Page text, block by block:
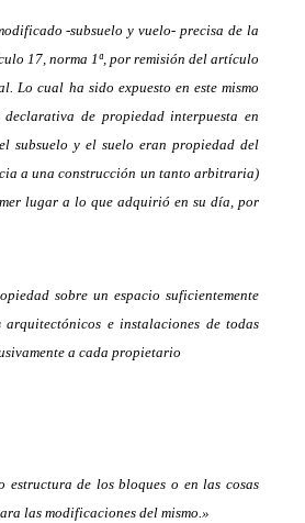
-subsuelo y vuelo- precisa de la
17, norma 1ª, por remisión del artículo
Lo cual ha sido expuesto en este mismo
de propiedad interpuesta en
subsuelo y el suelo eran propiedad del
a una construcción un tanto arbitraria)
lugar a lo que adquirió en su día, por
sobre un espacio suficientemente
arquitectónicos e instalaciones de todas
a cada propietario
de los bloques o en las cosas
las modificaciones del mismo.»